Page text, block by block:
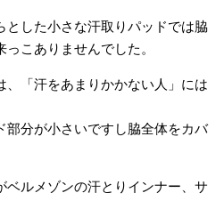
とした小さな汗取りパッドでは脇
こありませんでした。
、「汗をあまりかかない人」には
部分が小さいですし脇全体をカバ
ベルメゾンの汗とりインナー、サ